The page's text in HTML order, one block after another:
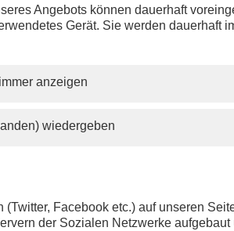
Angebots können dauerhaft
Gerät. Sie werden dauerhaft
anzeigen
wiedergeben
Facebook etc.) auf unseren
der Sozialen Netzwerke